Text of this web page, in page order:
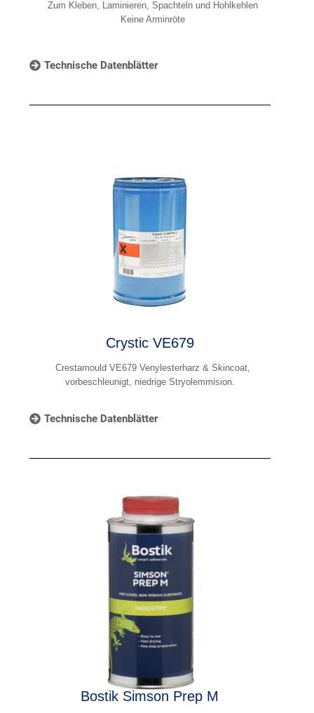
Zum Kleben, Laminieren, Spachteln und Hohlkehlen
Keine Arminröte
Technische Datenblätter
Crystic VE679
Crestamould VE679 Venylesterharz & Skincoat,
vorbeschleunigt, niedrige Stryolemmision.
Technische Datenblätter
Bostik Simson Prep M